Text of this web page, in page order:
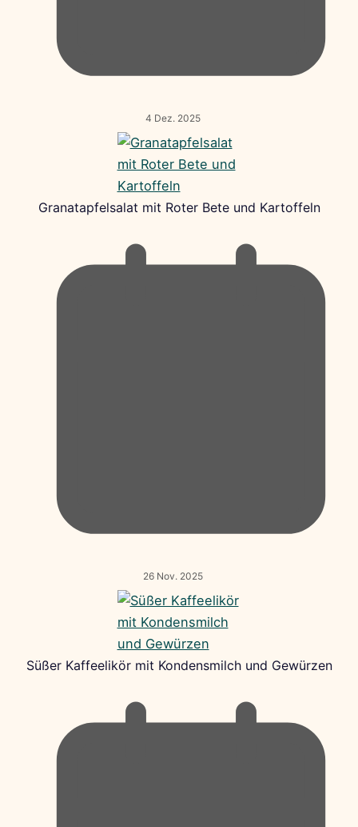
4 Dez. 2025
Granatapfelsalat mit Roter Bete und Kartoffeln
26 Nov. 2025
Süßer Kaffeelikör mit Kondensmilch und Gewürzen